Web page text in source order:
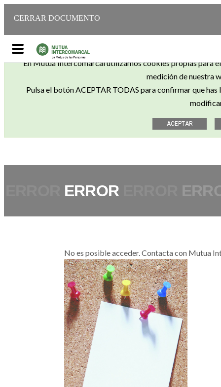
CERRAR DOCUMENTO